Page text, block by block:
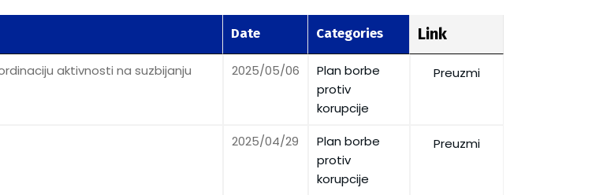
Date Categories Link
aktivnosti na suzbijanju
2025/05/06
Plan borbe
protiv
korupcije
Preuzmi
2025/04/29
Plan borbe
protiv
korupcije
Preuzmi